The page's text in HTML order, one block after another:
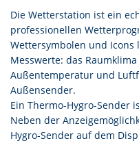
Die Wetterstation ist ein
professionellen
Wettersymbolen und
Messwerte: das
Außentemperatur und
Außensender.
Ein Thermo-Hygro-Sender
Neben der
Hygro-Sender auf dem